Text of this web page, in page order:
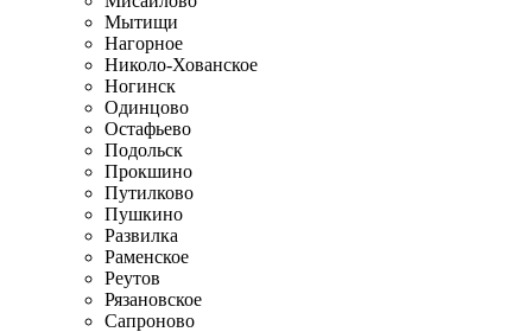
Мытищи
Нагорное
Николо-Хованское
Ногинск
Одинцово
Остафьево
Подольск
Прокшино
Путилково
Пушкино
Развилка
Раменское
Реутов
Рязановское
Сапроново